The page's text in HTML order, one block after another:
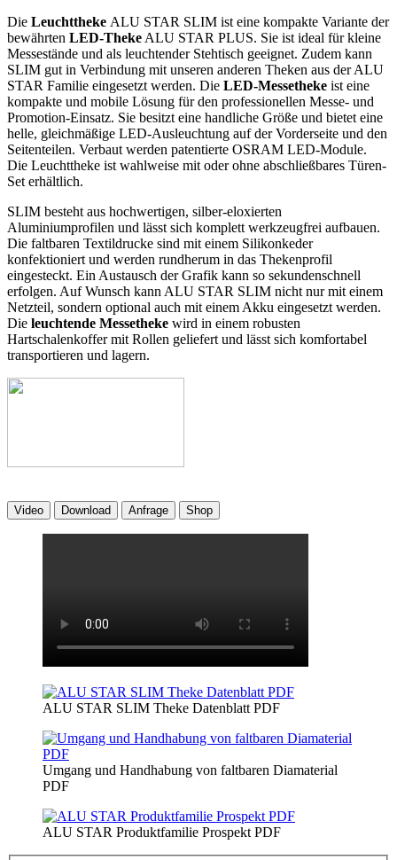
Die Leuchttheke ALU STAR SLIM ist eine kompakte Variante der
bewährten LED-Theke ALU STAR PLUS. Sie ist ideal für kleine
Messestände und als leuchtender Stehtisch geeignet. Zudem kann
SLIM gut in Verbindung mit unseren anderen Theken aus der ALU
STAR Familie eingesetzt werden. Die LED-Messetheke ist eine
kompakte und mobile Lösung für den professionellen Messe- und
Promotion-Einsatz. Sie besitzt eine handliche Größe und bietet eine
helle, gleichmäßige LED-Ausleuchtung auf der Vorderseite und den
Seitenteilen. Verbaut werden patentierte OSRAM LED-Module.
Die Leuchttheke ist wahlweise mit oder ohne abschließbares Türen-
Set erhältlich.
SLIM besteht aus hochwertigen, silber-eloxierten
Aluminiumprofilen und lässt sich komplett werkzeugfrei aufbauen.
Die faltbaren Textildrucke sind mit einem Silikonkeder
konfektioniert und werden rundherum in das Thekenprofil
eingesteckt. Ein Austausch der Grafik kann so sekundenschnell
erfolgen. Auf Wunsch kann ALU STAR SLIM nicht nur mit einem
Netzteil, sondern optional auch mit einem Akku eingesetzt werden.
Die leuchtende Messetheke wird in einem robusten
Hartschalenkoffer mit Rollen geliefert und lässt sich komfortabel
transportieren und lagern.
Video Download Anfrage Shop
ALU STAR SLIM Theke Datenblatt PDF
Umgang und Handhabung von faltbaren Diamaterial
PDF
ALU STAR Produktfamilie Prospekt PDF